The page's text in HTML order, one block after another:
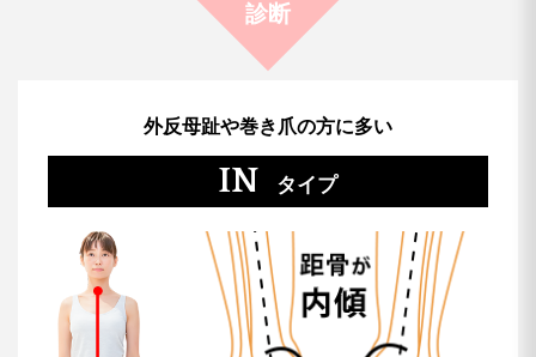
診断
外反母趾や巻き爪の方に多い
IN タイプ